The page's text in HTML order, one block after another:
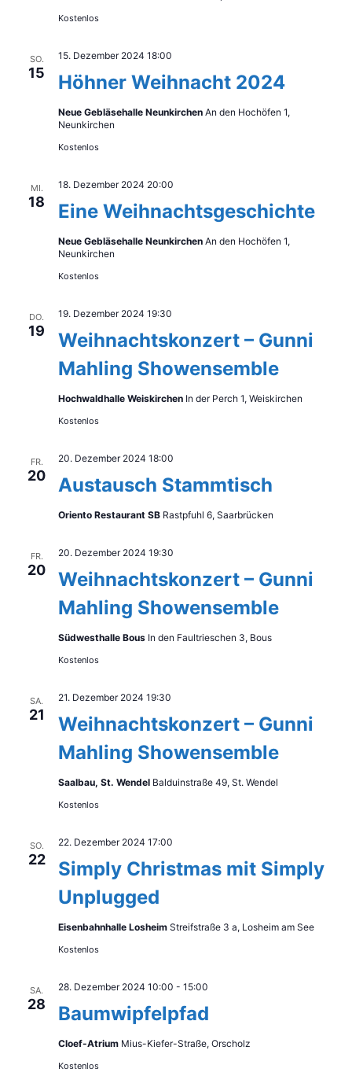
Kostenlos
SO.
15 Höhner Weihnacht 2024
15. Dezember 2024 18:00
Neue Gebläsehalle Neunkirchen An den Hochöfen 1,
Neunkirchen
Kostenlos
MI.
18 Eine Weihnachtsgeschichte
18. Dezember 2024 20:00
Neue Gebläsehalle Neunkirchen An den Hochöfen 1,
Neunkirchen
Kostenlos
DO.
19
Weihnachtskonzert – Gunni
Mahling Showensemble
19. Dezember 2024 19:30
Hochwaldhalle Weiskirchen In der Perch 1, Weiskirchen
Kostenlos
FR.
20 Austausch Stammtisch
20. Dezember 2024 18:00
Oriento Restaurant SB Rastpfuhl 6, Saarbrücken
FR.
20
Weihnachtskonzert – Gunni
Mahling Showensemble
20. Dezember 2024 19:30
Südwesthalle Bous In den Faultrieschen 3, Bous
Kostenlos
SA.
21
Weihnachtskonzert – Gunni
Mahling Showensemble
21. Dezember 2024 19:30
Saalbau, St. Wendel Balduinstraße 49, St. Wendel
Kostenlos
SO.
22
Simply Christmas mit Simply
Unplugged
22. Dezember 2024 17:00
Eisenbahnhalle Losheim Streifstraße 3 a, Losheim am See
Kostenlos
SA.
28 Baumwipfelpfad
28. Dezember 2024 10:00 - 15:00
Cloef-Atrium Mius-Kiefer-Straße, Orscholz
Kostenlos